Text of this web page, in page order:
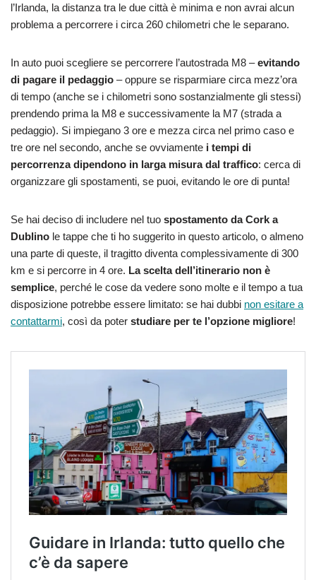
l’Irlanda, la distanza tra le due città è minima e non avrai alcun
problema a percorrere i circa 260 chilometri che le separano.
In auto puoi scegliere se percorrere l’autostrada M8 –evitando
di pagare il pedaggio – oppure se risparmiare circa mezz’ora
di tempo (anche se i chilometri sono sostanzialmente gli stessi)
prendendo prima la M8 e successivamente la M7 (strada a
pedaggio). Si impiegano 3 ore e mezza circa nel primo caso e
tre ore nel secondo, anche se ovviamente i tempi di
percorrenza dipendono in larga misura dal traffico: cerca di
organizzare gli spostamenti, se puoi, evitando le ore di punta!
Se hai deciso di includere nel tuo spostamento da Cork a
Dublino le tappe che ti ho suggerito in questo articolo, o almeno
una parte di queste, il tragitto diventa complessivamente di 300
km e si percorre in 4 ore. La scelta dell’itinerario non è
semplice, perché le cose da vedere sono molte e il tempo a tua
disposizione potrebbe essere limitato: se hai dubbi non esitare a
contattarmi, così da poter studiare per te l’opzione migliore!